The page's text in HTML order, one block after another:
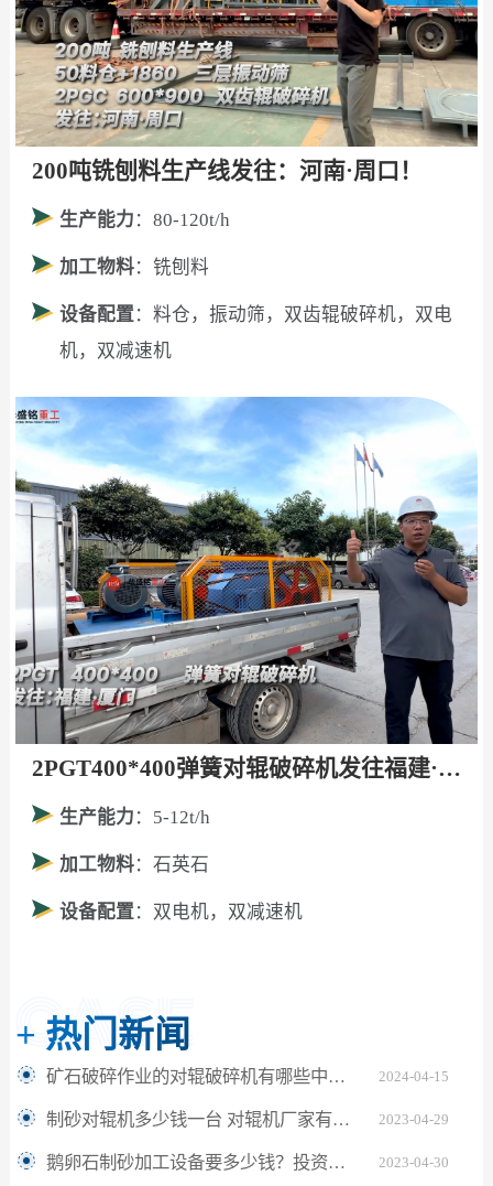
200吨铣刨料生产线发往：河南·周口！
生产能力 ：80-120t/h
加工物料：铣刨料
设备配置：料仓，振动筛，双齿辊破碎机，双电
机，双减速机
2PGT400*400弹簧对辊破碎机发往福建·厦门！
生产能力 ：5-12t/h
加工物料：石英石
设备配置：双电机，双减速机
+ 热门新闻
2024-04-15
矿石破碎作业的对辊破碎机有哪些中类呢？
2023-04-29
制砂对辊机多少钱一台 对辊机厂家有那些
2023-04-30
鹅卵石制砂加工设备要多少钱？投资一台对辊破碎机厂家